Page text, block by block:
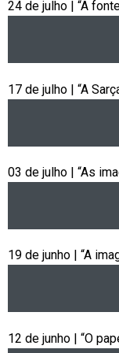
24 de julho | “A
17 de julho | “A
03 de julho | “As
19 de junho | “A
12 de junho | “O